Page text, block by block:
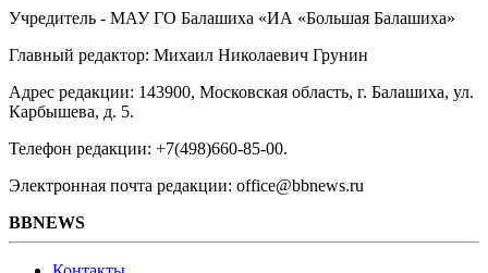
Учредитель - МАУ ГО Балашиха «ИА «Большая Балашиха»
Главный редактор: Михаил Николаевич Грунин
Адрес редакции: 143900, Московская область, г. Балашиха, ул.
Карбышева, д. 5.
Телефон редакции: +7(498)660-85-00.
Электронная почта редакции: office@bbnews.ru
BBNEWS